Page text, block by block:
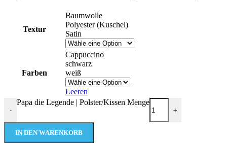
Textur
Baumwolle
Polyester (Kuschel)
Satin
Farben
Cappuccino
schwarz
weiß
Leeren
-
Papa die Legende | Polster/Kissen Menge
+
IN DEN WARENKORB